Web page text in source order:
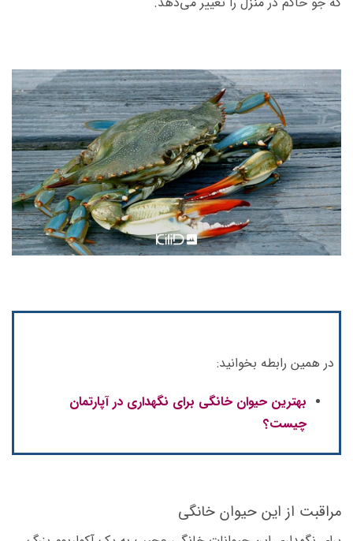
در همین رابطه بخوانید:
بهترین حیوان خانگی برای نگهداری در آپارتمان
چیست؟
مراقبت از این حیوان خانگی